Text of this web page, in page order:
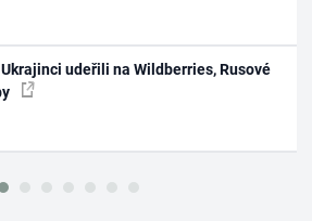
udeřili na Wildberries, Rusové